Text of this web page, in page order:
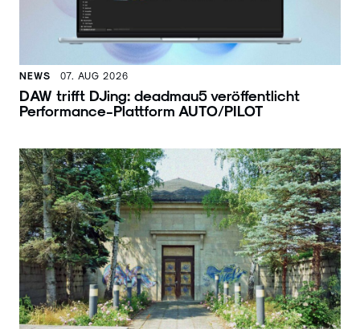
NEWS 07. AUG 2026
DAW trifft DJing: deadmau5 veröffentlicht
Performance-Plattform AUTO/PILOT